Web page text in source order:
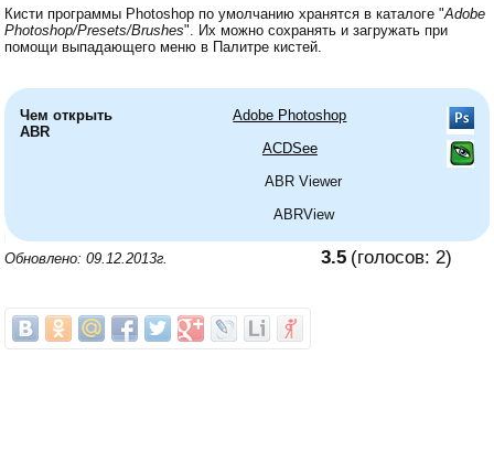
Кисти программы Photoshop по умолчанию хранятся в каталоге "Adobe
Photoshop/Presets/Brushes". Их можно сохранять и загружать при
помощи выпадающего меню в Палитре кистей.
Чем открыть
ABR
Adobe Photoshop
ACDSee
ABR Viewer
ABRView
Обновлено: 09.12.2013г. 3.5 (голосов:2)